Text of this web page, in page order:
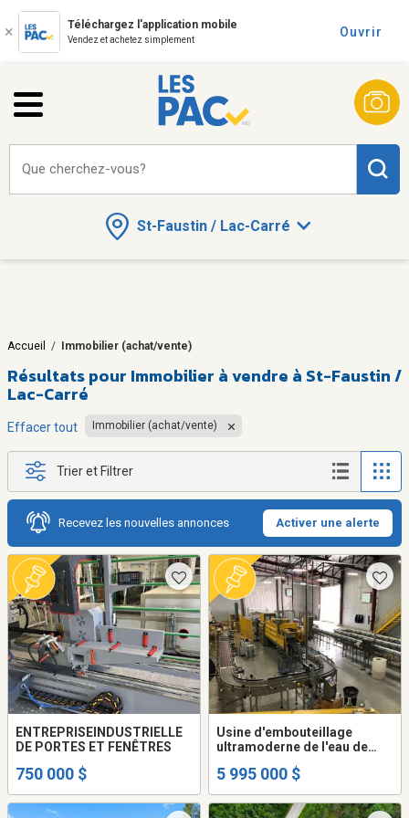
Téléchargez l'application mobile
Vendez et achetez simplement
Ouvrir
St-Faustin / Lac-Carré
Que cherchez-vous?
Accueil / Immobilier (achat/vente)
Résultats pour Immobilier à vendre à St-Faustin /
Lac-Carré
Effacer tout Immobilier (achat/vente)
Trier et Filtrer
Recevez les nouvelles annonces Activer une alerte
ENTREPRISEINDUSTRIELLE
DE PORTES ET FENÊTRES
750 000 $
Usine d'embouteillage
ultramoderne de l'eau de
5 995 000 $